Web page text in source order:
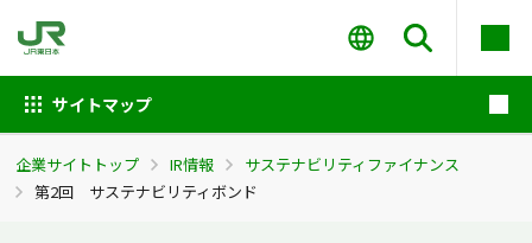
サイトマップ
企業サイトトップ IR情報
サステナビリティファイナンス
第2回 サステナビリティボンド